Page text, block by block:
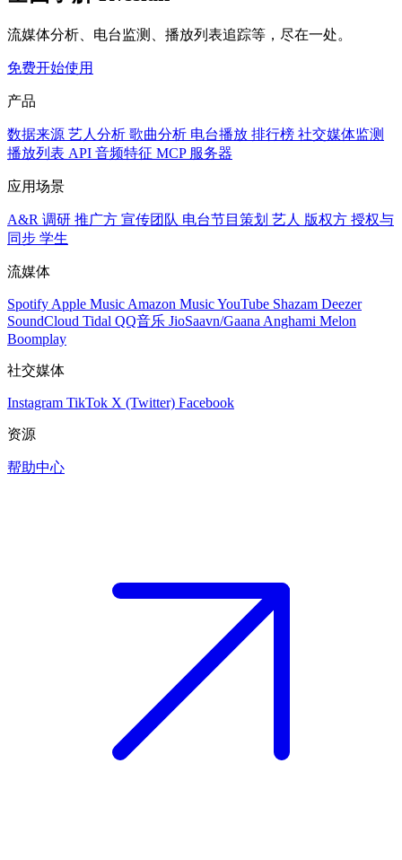
流媒体分析、电台监测、播放列表追踪等，尽在一处。
免费开始使用
产品
数据来源 艺人分析 歌曲分析 电台播放 排行榜 社交媒体监测
播放列表 API 音频特征 MCP 服务器
应用场景
A&R 调研 推广方 宣传团队 电台节目策划 艺人 版权方 授权与
同步 学生
流媒体
Spotify Apple Music Amazon MusicYouTube Shazam Deezer
SoundCloud Tidal QQ音乐 JioSaavn/Gaana Anghami Melon
Boomplay
社交媒体
Instagram TikTok X (Twitter) Facebook
资源
帮助中心